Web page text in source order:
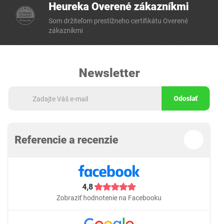
Heureka Overené zákazníkmi
Som držiteľom prestížneho certifikátu Overené
zákazníkmi
Newsletter
Odoslať
Referencie a recenzie
4,8
Zobraziť hodnotenie na Facebooku